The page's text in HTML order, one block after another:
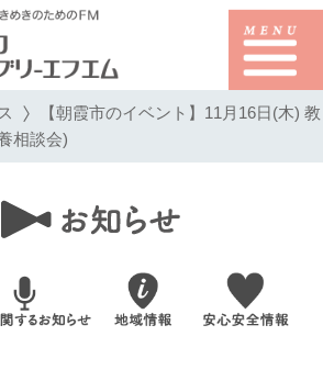
【朝霞市のイベント】11月16日(木) 教
相談会)